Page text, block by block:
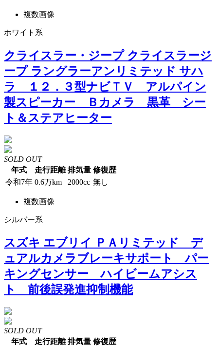
複数画像
ホワイト系
クライスラー・ジープ クライスラージ
ープ ラングラーアンリミテッド サハ
ラ １２．３型ナビＴＶ アルパイン
製スピーカー Ｂカメラ 黒革 シー
ト＆ステアヒーター
SOLD OUT
年式
走行距離 排気量 修復歴
令和7年 0.6万km 2000cc 無し
複数画像
シルバー系
スズキ エブリイ ＰＡリミテッド デ
ュアルカメラブレーキサポート パー
キングセンサー ハイビームアシス
ト 前後誤発進抑制機能
SOLD OUT
年式
走行距離 排気量 修復歴